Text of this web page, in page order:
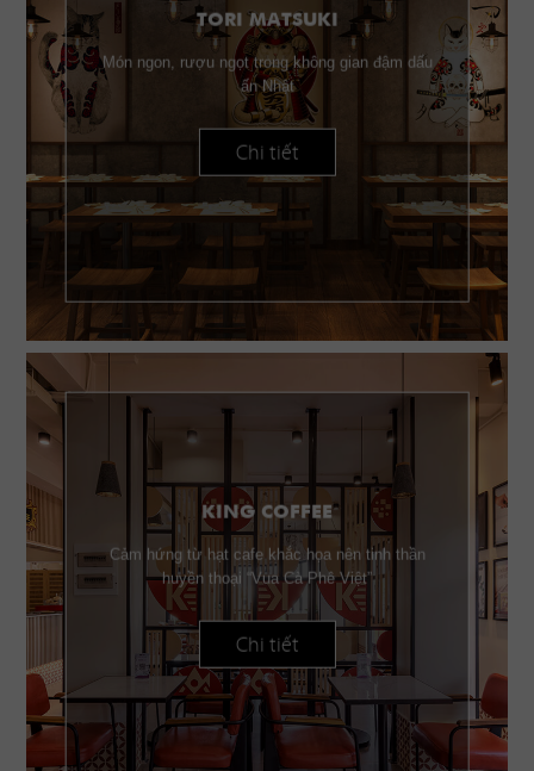
TORI MATSUKI
Món ngon, rượu ngọt trong không gian đậm dấu
ấn Nhật
Chi tiết
KING COFFEE
Cảm hứng từ hạt cafe khắc họa nên tinh thần
huyền thoại “Vua Cà Phê Việt”
Chi tiết